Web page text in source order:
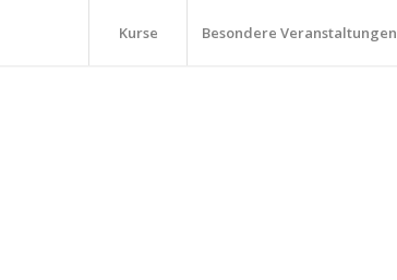
Kurse Besondere Veranstaltungen